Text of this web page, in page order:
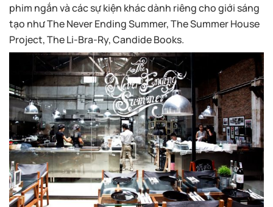
phim ngắn và các sự kiện khác dành riêng cho giới sáng
tạo như The Never Ending Summer, The Summer House
Project, The Li-Bra-Ry, Candide Books.